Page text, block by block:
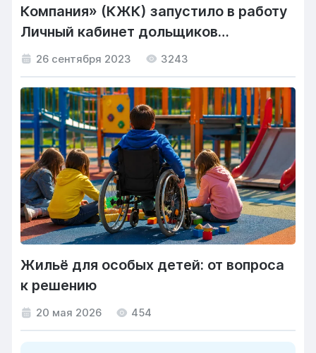
Компания» (КЖК) запустило в работу
Личный кабинет дольщиков
информационной системы
«Жилищный портал»
26 сентября 2023 3243
Жильё для особых детей: от вопроса
к решению
20 мая 2026 454